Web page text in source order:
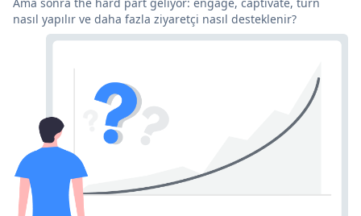
nasıl yapılır ve daha fazla ziyaretçi nasıl desteklenir?